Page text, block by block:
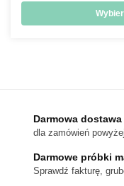
Darmowa dostawa
dla zamówień
Darmowe próbki
Sprawdź fakturę,